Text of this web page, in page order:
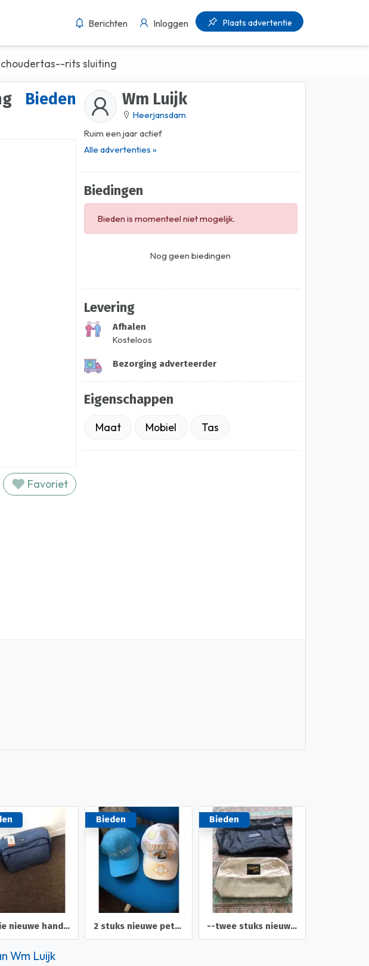
Berichten Inloggen Plaats advertentie
rits sluiting
Bieden
Favoriet
Wm Luijk
Heerjansdam
Ruim een jaar actief
Alle advertenties »
Biedingen
Bieden is momenteel niet mogelijk.
Nog geen biedingen
Levering
Afhalen
Kosteloos
Bezorging adverteerder
Eigenschappen
Maat Mobiel Tas
2 stuks nieuwe petten voor dames heren zoon
Bieden
--twee stuks nieuwe toilet tassen heren dames -en Beautycaes
Bieden
nieuw 2 toetsen borden merk hp en blaupunct
Wm Luijk